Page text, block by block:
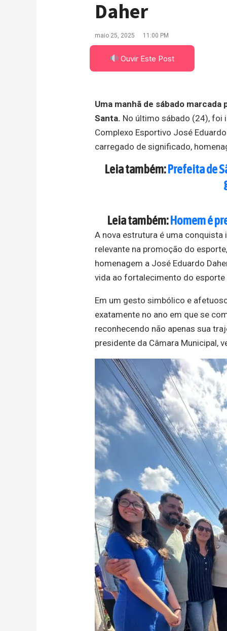
Daher
maio 25, 2025 11:00 PM
Ouvir Este Post
Uma manhã de sábado
Santa. No último sábado (24), foi
Complexo Esportivo José
carregado de significado,
Leia também:Prefeita de
Leia também:Homem é
A nova estrutura é uma
relevante na promoção do
homenagem a José Eduardo
vida ao fortalecimento do esporte
Em um gesto simbólico e
exatamente no ano em que se
reconhecendo não apenas sua
presidente da Câmara Municipal,